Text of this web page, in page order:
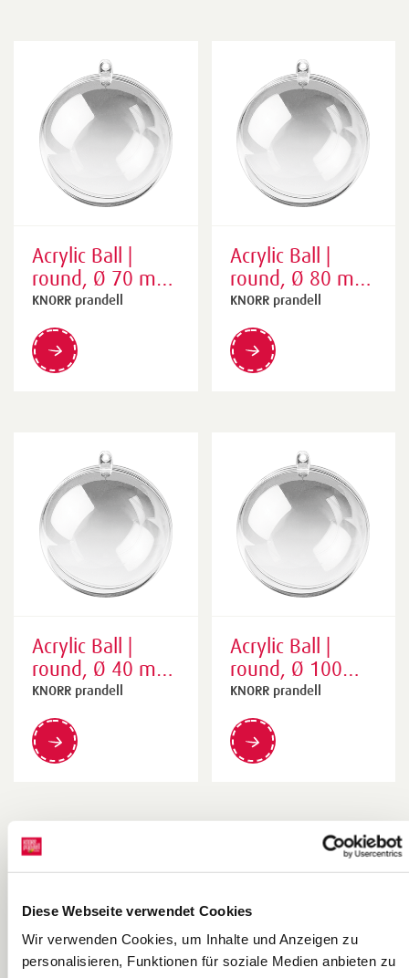
Diese Webseite verwendet Cookies
Wir verwenden Cookies, um Inhalte und Anzeigen zu
personalisieren, Funktionen für soziale Medien anbieten zu
Acrylic Ball |
round, Ø 70 mm,
transparent
KNORR prandell
Acrylic Ball |
round, Ø 80 mm,
transparent
KNORR prandell
Acrylic Ball |
round, Ø 40 mm,
transparent
KNORR prandell
Acrylic Ball |
round, Ø 100
mm, transparent
KNORR prandell